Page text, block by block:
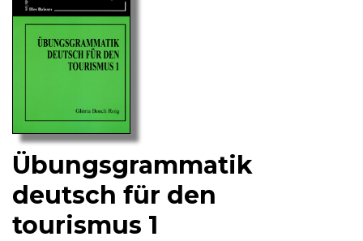
Übungsgrammatik
deutsch für den
tourismus 1